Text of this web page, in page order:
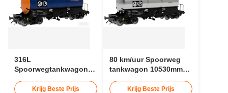
316L
Spoorwegtankwagon
Tankwagons
Krijg Beste Prijs
80 km/uur Spoorweg
tankwagon 10530mm
aanhangwagen
Krijg Beste Prijs